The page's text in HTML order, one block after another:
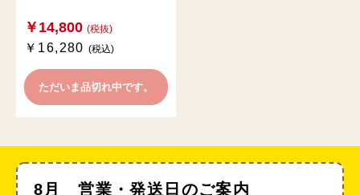
￥14,800 (税抜)
￥16,280(税込)
ただいま品切れ中です。
8月 営業・発送日のご案内